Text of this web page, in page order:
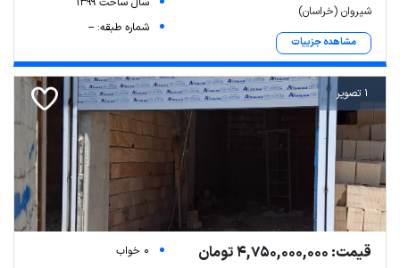
شیروان (خراسان)
مشاهده جزییات
شماره طبقه: --
1 تصویر
قیمت: 4,750,000,000 تومان
0 خواب